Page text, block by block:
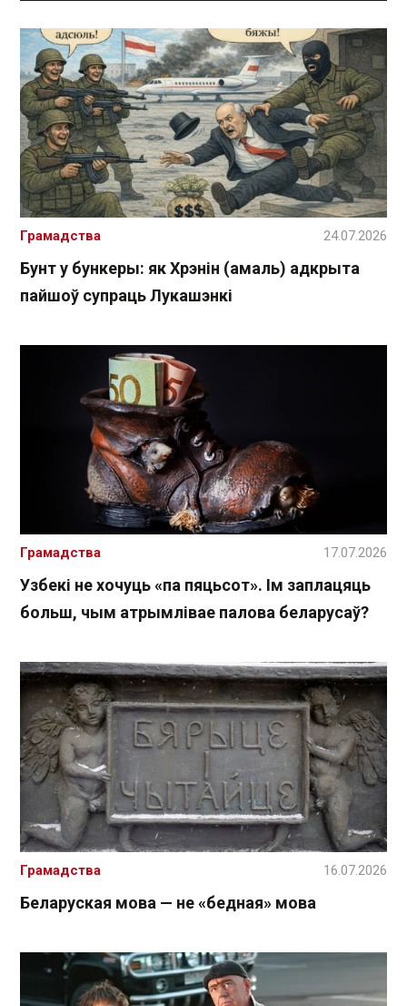
Бунт у бункеры: як Хрэнін (амаль) адкрыта
пайшоў супраць Лукашэнкі
Грамадства 24.07.2026
Узбекі не хочуць «па пяцьсот». Ім заплацяць
больш, чым атрымлівае палова беларусаў?
Грамадства 17.07.2026
Беларуская мова — не «бедная» мова
Грамадства 16.07.2026